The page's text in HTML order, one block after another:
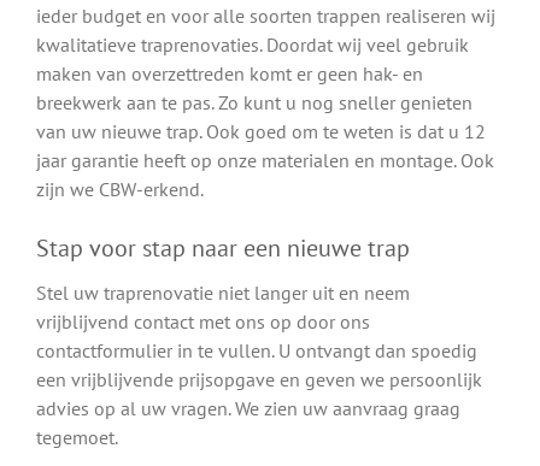
ieder budget en voor alle soorten trappen realiseren wij
kwalitatieve traprenovaties. Doordat wij veel gebruik
maken van overzettreden komt er geen hak- en
breekwerk aan te pas. Zo kunt u nog sneller genieten
van uw nieuwe trap. Ook goed om te weten is dat u 12
jaar garantie heeft op onze materialen en montage. Ook
zijn we CBW-erkend.
Stap voor stap naar een nieuwe trap
Stel uw traprenovatie niet langer uit en neem
vrijblijvend contact met ons op door ons
contactformulier in te vullen. U ontvangt dan spoedig
een vrijblijvende prijsopgave en geven we persoonlijk
advies op al uw vragen. We zien uw aanvraag graag
tegemoet.